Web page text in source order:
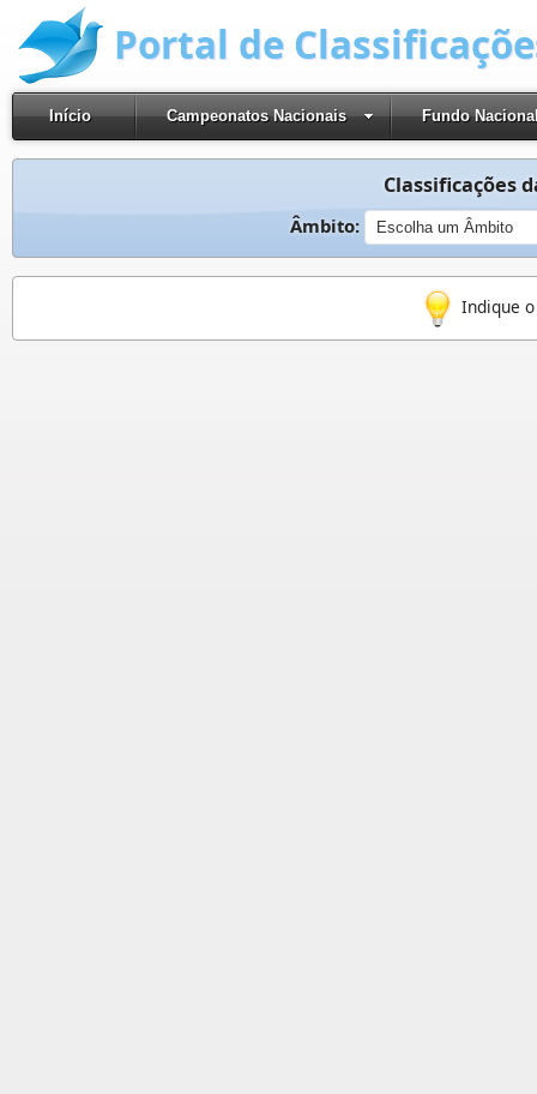
Portal de
Início Campeonatos Nacionais Fundo
Classificações
Âmbito:
Indique